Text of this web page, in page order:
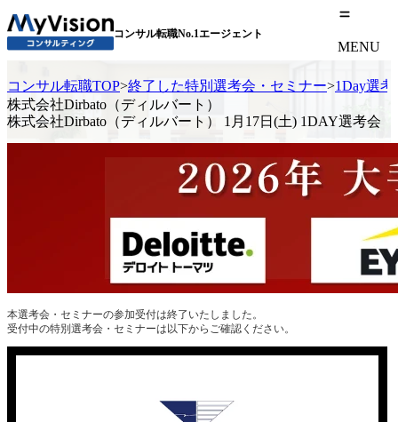
コンサル転職No.1エージェント
MENU
コンサル転職TOP>終了した特別選考会・セミナー>1Day選考
株式会社Dirbato（ディルバート）
株式会社Dirbato（ディルバート） 1月17日(土) 1DAY選考会
本選考会・セミナーの参加受付は終了いたしました。
受付中の特別選考会・セミナーは以下からご確認ください。